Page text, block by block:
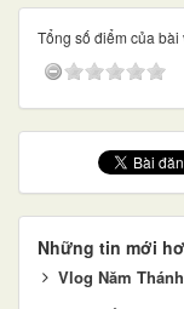
Tổng số điểm của
Những tin mới
Vlog Năm